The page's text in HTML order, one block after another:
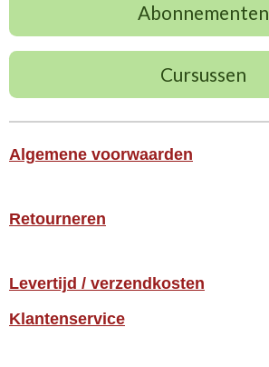
Abonnementen
Cursussen
Algemene voorwaarden
Retourneren
Levertijd / verzendkosten
Klantenservice